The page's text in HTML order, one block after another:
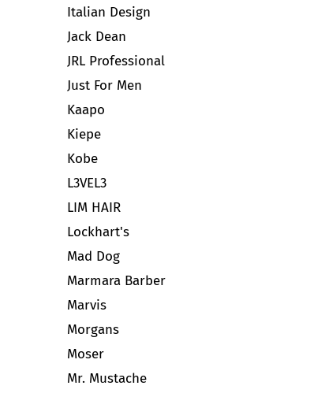
Italian Design
Jack Dean
JRL Professional
Just For Men
Kaapo
Kiepe
Kobe
L3VEL3
LIM HAIR
Lockhart's
Mad Dog
Marmara Barber
Marvis
Morgans
Moser
Mr. Mustache